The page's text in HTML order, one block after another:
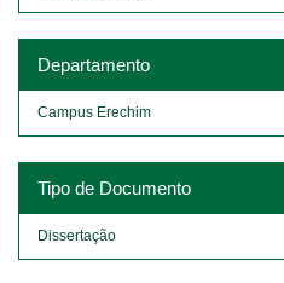
Departamento
Campus Erechim
Tipo de Documento
Dissertação